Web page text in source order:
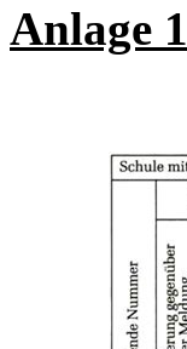
Anlage 1